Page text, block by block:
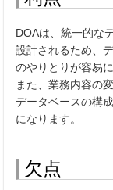
DOAは、統一的な
設計されるため、
のやりとりが容易に
また、業務内容の
データベースの構
になります。
欠点